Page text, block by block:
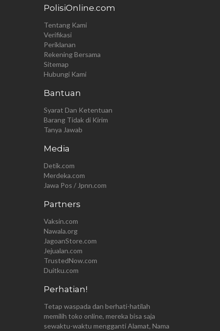
PolisiOnline.com
Tentang Kami
Verifikasi
Periklanan
Rekening Bersama
Sitemap
Hubungi Kami
Bantuan
Syarat Dan Ketentuan
Barang Tidak di Kirim
Tanya Jawab
Media
Detik.com
Merdeka.com
Jawa Pos / Jpnn.com
Partners
Vaksin.com
Nawala.org
JagoanStore.com
Jejualan.com
TrustedNow.com
Duitku.com
Perhatian!
Tetap waspada dan berhati-hatilah
memilih toko online, mereka bisa saja
sewaktu-waktu mengganti Alamat, Nama